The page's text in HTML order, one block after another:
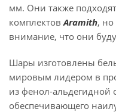
мм. Они также
комплектовAramith, но
внимание, что они
Шары изготовлены
мировым лидером в
из фенол-альдегидной
обеспечивающего